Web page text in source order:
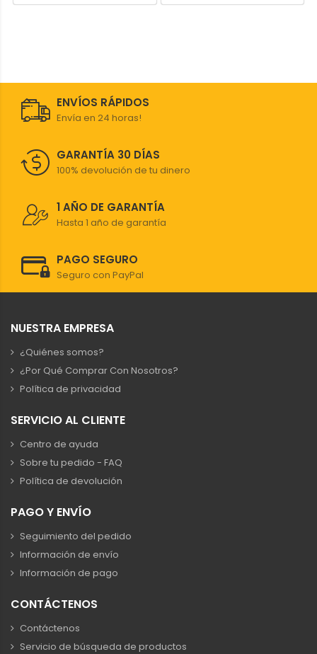
ENVÍOS RÁPIDOS
Envía en 24 horas!
GARANTÍA 30 DÍAS
100% devolución de tu dinero
1 AÑO DE GARANTÍA
Hasta 1 año de garantía
PAGO SEGURO
Seguro con PayPal
NUESTRA EMPRESA
¿Quiénes somos?
¿Por Qué Comprar Con Nosotros?
Política de privacidad
SERVICIO AL CLIENTE
Centro de ayuda
Sobre tu pedido - FAQ
Política de devolución
PAGO Y ENVÍO
Seguimiento del pedido
Información de envío
Información de pago
CONTÁCTENOS
Contáctenos
Servicio de búsqueda de productos